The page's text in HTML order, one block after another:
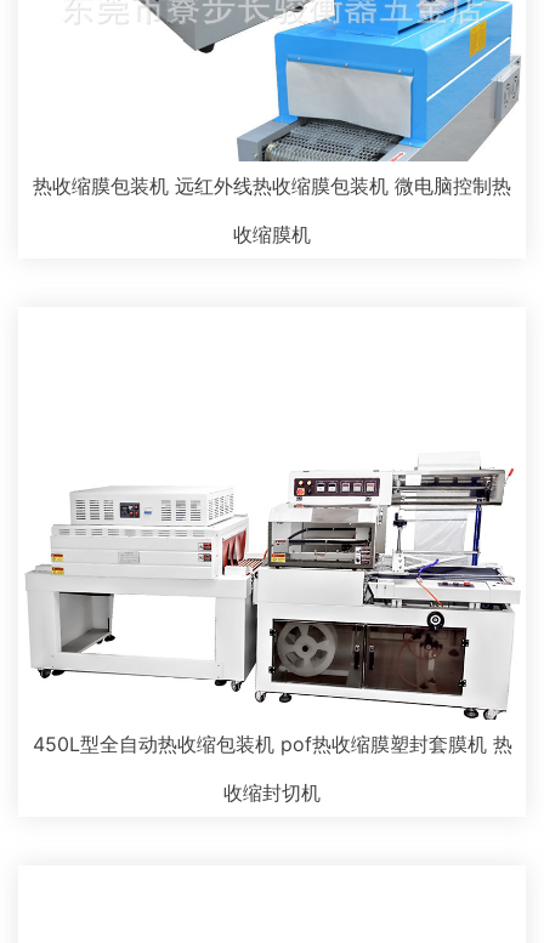
热收缩膜包装机 远红外线热收缩膜包装机 微电脑控制热
收缩膜机
450L型全自动热收缩包装机 pof热收缩膜塑封套膜机 热
收缩封切机